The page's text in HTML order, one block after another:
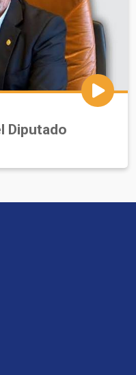
Diputado